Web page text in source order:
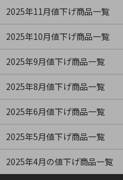
2025年11月値下げ商品一覧
2025年10月値下げ商品一覧
2025年9月値下げ商品一覧
2025年8月値下げ商品一覧
2025年6月値下げ商品一覧
2025年5月値下げ商品一覧
2025年4月の値下げ商品一覧